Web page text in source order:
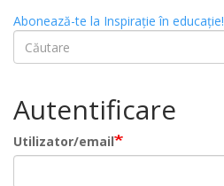
Abonează-te la Inspirație în educație!
Căutare
Căutare
Autentificare
Utilizator/email